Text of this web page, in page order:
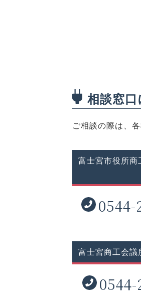
相談窓
ご相談の際は、
富士宮市役所商
0544-
富士宮商工会議
0544-